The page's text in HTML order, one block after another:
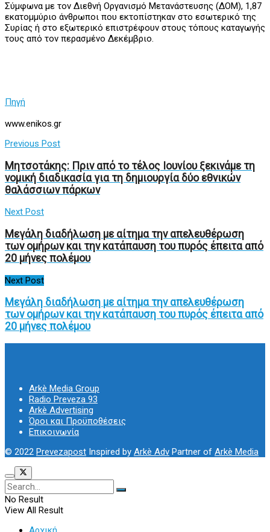
Σύμφωνα με τον Διεθνή Οργανισμό Μετανάστευσης (ΔΟΜ), 1,87
εκατομμύριο άνθρωποι που εκτοπίστηκαν στο εσωτερικό της
Συρίας ή στο εξωτερικό επιστρέφουν στους τόπους καταγωγής
τους από τον περασμένο Δεκέμβριο.
Πηγή
www.enikos.gr
Previous Post
Μητσοτάκης: Πριν από το τέλος Ιουνίου ξεκινάμε τη
νομική διαδικασία για τη δημιουργία δύο εθνικών
θαλάσσιων πάρκων
Next Post
Μεγάλη διαδήλωση με αίτημα την απελευθέρωση
των ομήρων και την κατάπαυση του πυρός έπειτα από
20 μήνες πολέμου
Next Post
Μεγάλη διαδήλωση με αίτημα την απελευθέρωση
των ομήρων και την κατάπαυση του πυρός έπειτα από
20 μήνες πολέμου
Arkè Media Group
Radio Preveza 93
Arkè Advertising
Όροι και Προϋποθέσεις
Επικοινωνία
© 2022 Prevezapost Inspired by Arkè Adv Partner of Arkè Media
No Result
View All Result